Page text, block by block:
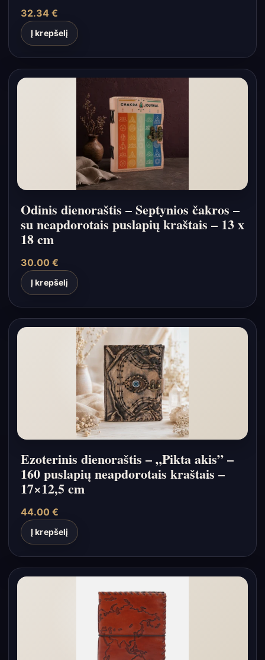
32.34 €
Į krepšelį
Odinis dienoraštis – Septynios čakros –
su neapdorotais puslapių kraštais – 13 x
18 cm
30.00 €
Į krepšelį
Ezoterinis dienoraštis – „Pikta akis” –
160 puslapių neapdorotais kraštais –
17×12,5 cm
44.00 €
Į krepšelį